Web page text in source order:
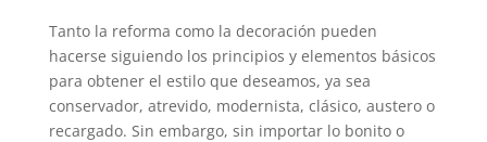
Tanto la reforma como la decoración pueden
hacerse siguiendo los principios y elementos básicos
para obtener el estilo que deseamos, ya sea
conservador, atrevido, modernista, clásico, austero o
recargado. Sin embargo, sin importar lo bonito o